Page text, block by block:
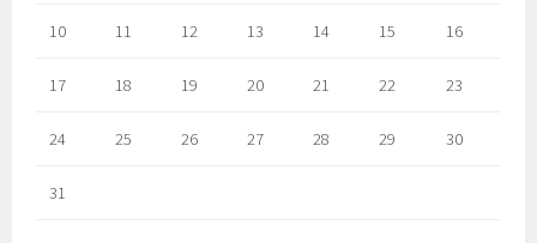
10 11 12 13 14 15 16
17 18 19 20 21 22 23
24 25 26 27 28 29 30
31